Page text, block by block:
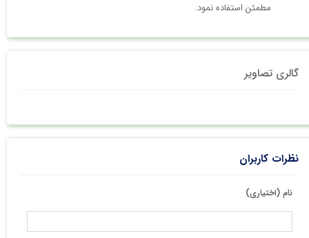
مطمئن استفاده نمود.
گالری تصاویر
نظرات کاربران
نام (اختیاری)